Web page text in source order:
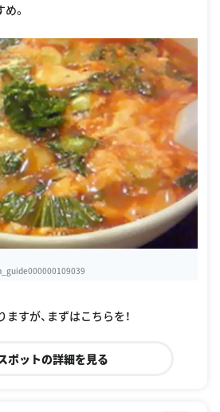
。
すが、まずはこちらを！
ポットの詳細を見る